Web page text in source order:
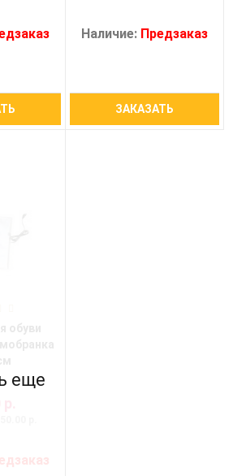
Наличие: Предзаказ
ЗАКАЗАТЬ
еще